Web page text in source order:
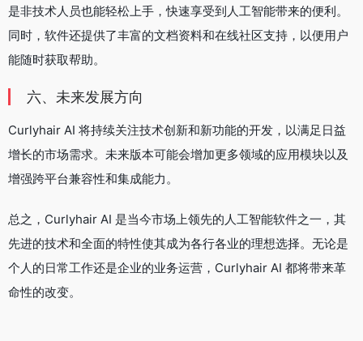
是非技术人员也能轻松上手，快速享受到人工智能带来的便利。
同时，软件还提供了丰富的文档资料和在线社区支持，以便用户
能随时获取帮助。
六、未来发展方向
Curlyhair AI 将持续关注技术创新和新功能的开发，以满足日益
增长的市场需求。未来版本可能会增加更多领域的应用模块以及
增强跨平台兼容性和集成能力。
总之，Curlyhair AI 是当今市场上领先的人工智能软件之一，其
先进的技术和全面的特性使其成为各行各业的理想选择。无论是
个人的日常工作还是企业的业务运营，Curlyhair AI 都将带来革
命性的改变。